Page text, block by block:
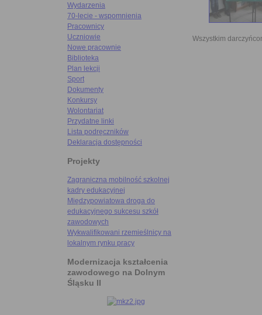
Wydarzenia
70-lecie - wspomnienia
Pracownicy
Uczniowie
Nowe pracownie
Biblioteka
Plan lekcji
Sport
Dokumenty
Konkursy
Wolontariat
Przydatne linki
Lista podręczników
Deklaracja dostępności
Projekty
Zagraniczna mobilność szkolnej
kadry edukacyjnej
Międzypowiatowa droga do
edukacyjnego sukcesu szkół
zawodowych
Wykwalifikowani rzemieślnicy na
lokalnym rynku pracy
Modernizacja kształcenia
zawodowego na Dolnym
Śląsku II
Wszystkim